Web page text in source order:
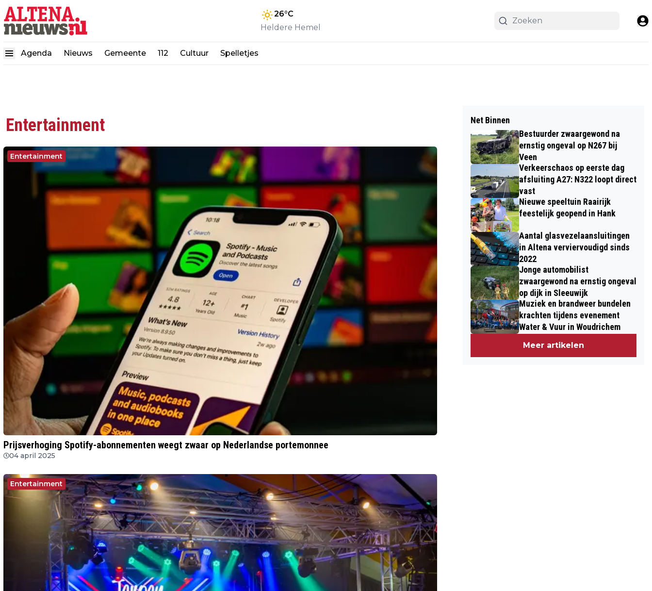
26°C
Heldere Hemel
Agenda Nieuws Gemeente 112 Cultuur Spelletjes
Entertainment
Entertainment
Prijsverhoging Spotify-abonnementen weegt zwaar op Nederlandse portemonnee
04 april 2025
Entertainment
Net Binnen
Bestuurder zwaargewond na
ernstig ongeval op N267 bij
Veen
Verkeerschaos op eerste dag
afsluiting A27: N322 loopt direct
vast
Nieuwe speeltuin Raairijk
feestelijk geopend in Hank
Aantal glasvezelaansluitingen
in Altena verviervoudigd sinds
2022
Jonge automobilist
zwaargewond na ernstig ongeval
op dijk in Sleeuwijk
Muziek en brandweer bundelen
krachten tijdens evenement
Water & Vuur in Woudrichem
Meer artikelen